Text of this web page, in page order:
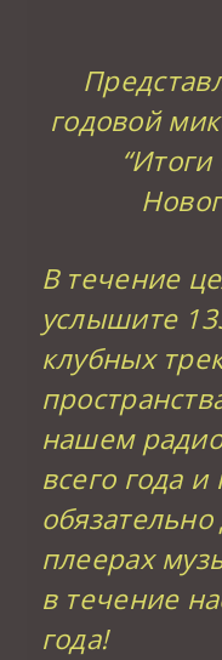
годовой
В течение
услышите
клубных
нашем
всего года
плеерах
в течение
года!